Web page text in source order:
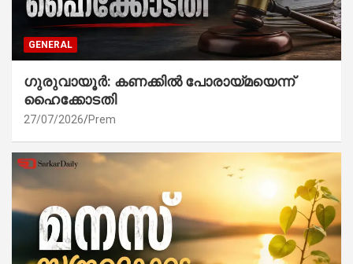
GENERAL
ഗുരുവായൂർ: കണക്കിൽ പോരായ്മയെന്ന്
ഹൈക്കോടതി
27/07/2026 Prem